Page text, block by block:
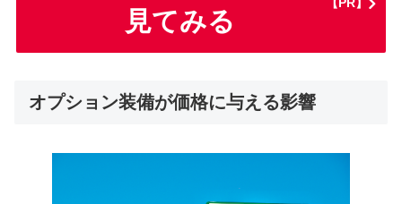
見てみる
オプション装備が価格に与える影響